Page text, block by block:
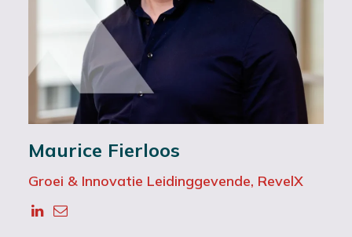
Maurice Fierloos
Groei & Innovatie Leidinggevende, RevelX